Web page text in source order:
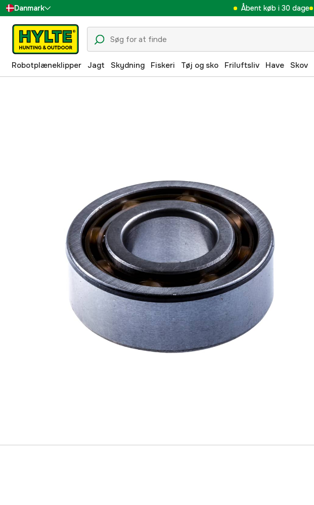
Danmark
Sverige
Suomi
Norge
Åbent køb i 30 dage
Robotplæneklipper Jagt Skydning Fiskeri Tøj og sko Friluftsliv Have Skov